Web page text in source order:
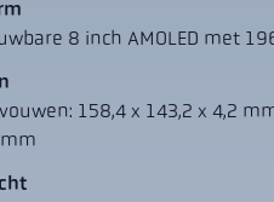
8 inch AMOLED met
158,4 x 143,2 x 4,2